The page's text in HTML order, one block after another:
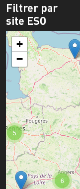
Filtrer par
site ESO
6
5
+
−